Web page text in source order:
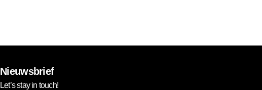
Nieuwsbrief
Let’s stay in touch!